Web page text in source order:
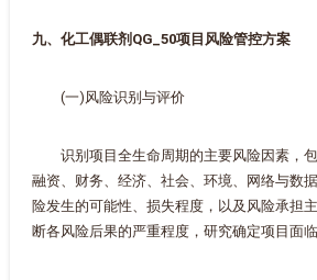
九、化工偶联剂QG_50项目风险管控方案
(一)风险识别与评价
识别项目全生命周期的主要风险因素，
融资、财务、经济、社会、环境、网络与数
险发生的可能性、损失程度，以及风险承担
断各风险后果的严重程度，研究确定项目面临